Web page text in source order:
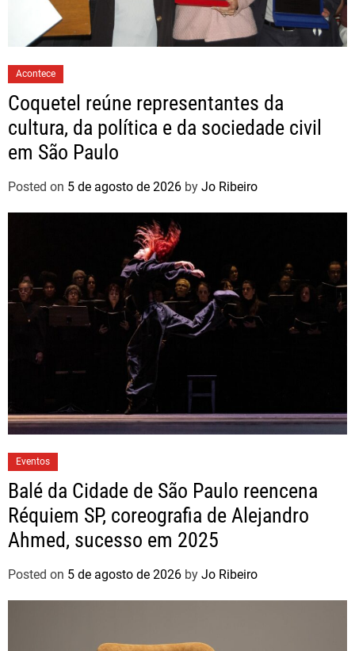
Acontece
Coquetel reúne representantes da
cultura, da política e da sociedade civil
em São Paulo
Posted on 5 de agosto de 2026 by Jo Ribeiro
Eventos
Balé da Cidade de São Paulo reencena
Réquiem SP, coreografia de Alejandro
Ahmed, sucesso em 2025
Posted on 5 de agosto de 2026 by Jo Ribeiro